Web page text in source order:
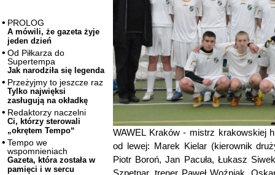
PROLOG
A mówili, że gazeta żyje
jeden dzień
Od Piłkarza do
Supertempa
Jak narodziła się legenda
Przeżyjmy to jeszcze raz
Tylko najwięksi
zasługują na okładkę
Redaktorzy naczelni
Ci, którzy sterowali
„okrętem Tempo“
Tempo we
wspomnieniach
Gazeta, która została w
pamięci i w sercu
WAWEL Kraków - mistrz krakowskiej
od lewej: Marek Kielar (kierownik
Piotr Boroń, Jan Pacuła, Łukasz
Szpetnar, trener Paweł Woźniak,